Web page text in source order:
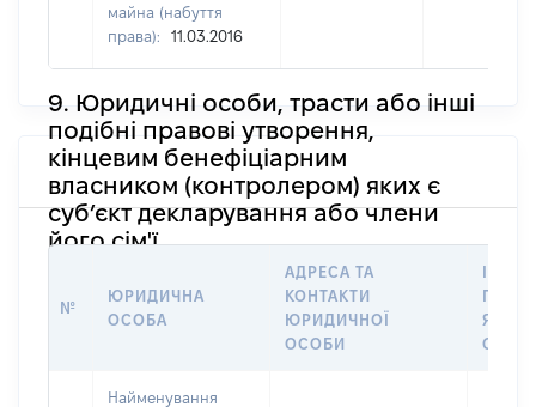
майна (набуття
права):
11.03.2016
9. Юридичні особи, трасти або інші
подібні правові утворення,
кінцевим бенефіціарним
власником (контролером) яких є
суб’єкт декларування або члени
його сім'ї
№
ЮРИДИЧНА
ОСОБА
АДРЕСА ТА
КОНТАКТИ
ЮРИДИЧНОЇ
ОСОБИ
ПРО
ЯКОЇ
Найменування